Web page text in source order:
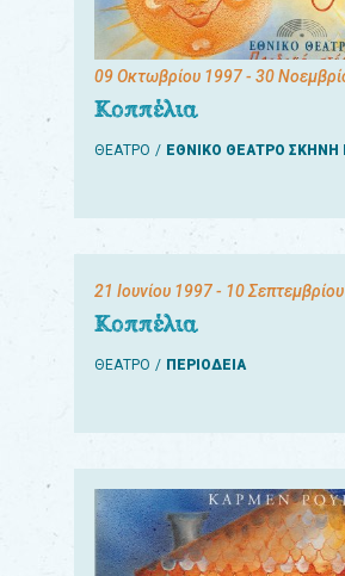
09 Οκτωβρίου 1997- 30
Κοππέλια
ΘΕΑΤΡΟ ΕΘΝΙΚΟ ΘΕΑΤΡΟ ΣΚΗΝΗ
21 Ιουνίου 1997- 10
Κοππέλια
ΘΕΑΤΡΟ ΠΕΡΙΟΔΕΙΑ